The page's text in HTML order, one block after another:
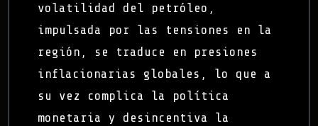
volatilidad del petróleo,
impulsada por las tensiones en la
región, se traduce en presiones
inflacionarias globales, lo que a
su vez complica la política
monetaria y desincentiva la